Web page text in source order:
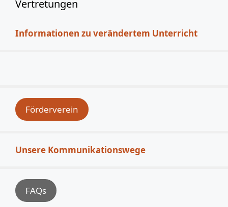
Vertretungen
Informationen zu verändertem Unterricht
Förderverein
Unsere Kommunikationswege
FAQs